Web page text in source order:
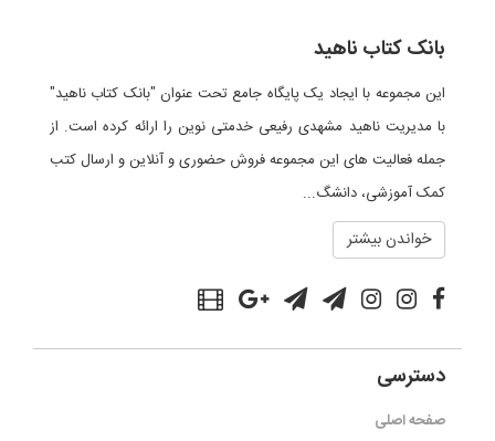
بانک کتاب ناهید
این مجموعه با ایجاد یک پایگاه جامع تحت عنوان "بانک کتاب ناهید"
با مدیریت ناهید مشهدی رفیعی خدمتی نوین را ارائه کرده است. از
جمله فعالیت های این مجموعه فروش حضوری و آنلاین و ارسال کتب
کمک آموزشی، دانشگ...
خواندن بیشتر
دسترسی
صفحه اصلی